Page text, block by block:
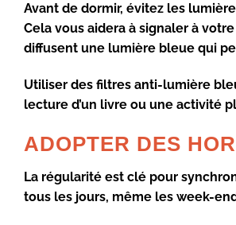
Avant de dormir, évitez les
Cela vous aidera à signaler à
diffusent une lumière bleue qui
Utiliser des filtres anti-lumière
lecture d’un livre ou une activité
ADOPTER DES
La régularité est clé pour
tous les jours, même les week-